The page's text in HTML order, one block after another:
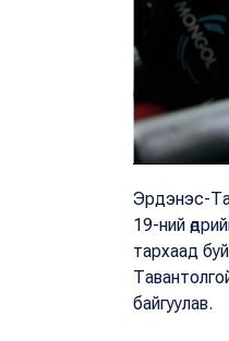
Эрдэнэс-
19-ний
тархаад
байгуулав.